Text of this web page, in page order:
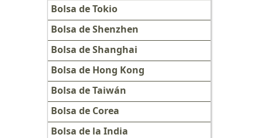
Bolsa de Tokio
Bolsa de Shenzhen
Bolsa de Shanghai
Bolsa de Hong Kong
Bolsa de Taiwán
Bolsa de Corea
Bolsa de la India